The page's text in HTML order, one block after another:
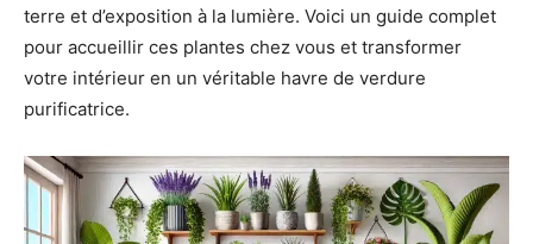
terre et d’exposition à la lumière. Voici un guide complet
pour accueillir ces plantes chez vous et transformer
votre intérieur en un véritable havre de verdure
purificatrice.